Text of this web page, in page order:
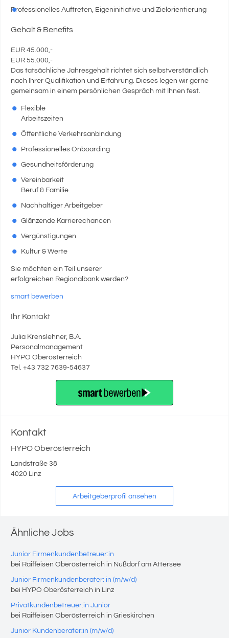
Professionelles Auftreten, Eigeninitiative und Zielorientierung
Gehalt & Benefits
EUR 45.000,-
EUR 55.000,-
Das tatsächliche Jahresgehalt richtet sich selbstverständlich
nach Ihrer Qualifikation und Erfahrung. Dieses legen wir gerne
gemeinsam in einem persönlichen Gespräch mit Ihnen fest.
Flexible
Arbeitszeiten
Öffentliche Verkehrsanbindung
Professionelles Onboarding
Gesundheitsförderung
Vereinbarkeit
Beruf & Familie
Nachhaltiger Arbeitgeber
Glänzende Karrierechancen
Vergünstigungen
Kultur & Werte
Sie möchten ein Teil unserer
erfolgreichen Regionalbank werden?
smart bewerben
Ihr Kontakt
Julia Krenslehner, B.A.
Personalmanagement
HYPO Oberösterreich
Tel. +43 732 7639-54637
Kontakt
HYPO Oberösterreich
Landstraße 38
4020 Linz
Arbeitgeberprofil ansehen
Ähnliche Jobs
Junior Firmenkundenbetreuer:in
bei Raiffeisen Oberösterreich in Nußdorf am Attersee
Junior Firmenkundenberater: in (m/w/d)
bei HYPO Oberösterreich in Linz
Privatkundenbetreuer:in Junior
bei Raiffeisen Oberösterreich in Grieskirchen
Junior Kundenberater:in (m/w/d)